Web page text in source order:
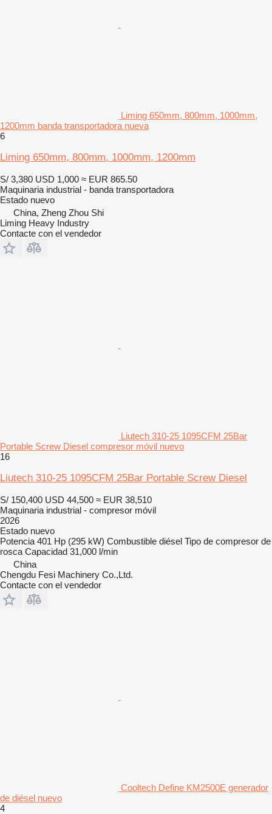
Liming 650mm, 800mm, 1000mm,
1200mm banda transportadora nueva
6
Liming 650mm, 800mm, 1000mm, 1200mm
S/ 3,380 USD 1,000 ≈ EUR 865.50
Maquinaria industrial - banda transportadora
Estado nuevo
China, Zheng Zhou Shi
Liming Heavy Industry
Contacte con el vendedor
Liutech 310-25 1095CFM 25Bar
Portable Screw Diesel compresor móvil nuevo
16
Liutech 310-25 1095CFM 25Bar Portable Screw Diesel
S/ 150,400 USD 44,500 ≈ EUR 38,510
Maquinaria industrial - compresor móvil
2026
Estado nuevo
Potencia 401 Hp (295 kW) Combustible diésel Tipo de compresor de
rosca Capacidad 31,000 l/min
China
Chengdu Fesi Machinery Co.,Ltd.
Contacte con el vendedor
Cooltech Define KM2500E generador
de diésel nuevo
4